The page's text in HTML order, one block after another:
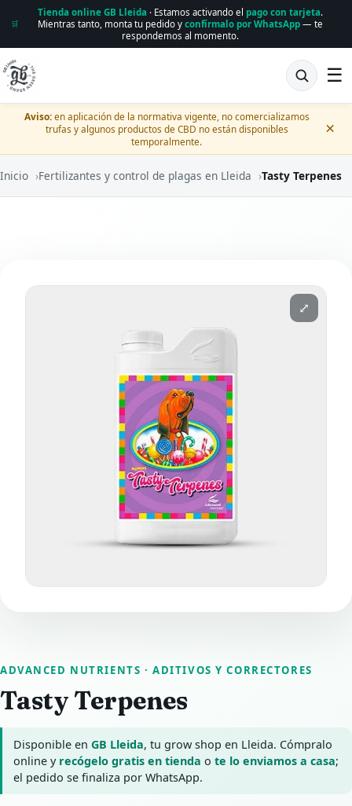
🛒
Tienda online GB Lleida · Estamos activando el pago con tarjeta.
Mientras tanto, monta tu pedido y confírmalo por WhatsApp— te
respondemos al momento.
☰
Aviso:en aplicación de la normativa vigente, no comercializamos
trufas y algunos productos de CBD no están disponibles
temporalmente.
×
Inicio ›Fertilizantes y control de plagas en Lleida ›Tasty Terpenes
⤢
ADVANCED NUTRIENTS · ADITIVOS Y CORRECTORES
Tasty Terpenes
Disponible enGB Lleida, tu grow shop en Lleida. Cómpralo
online y recógelo gratis en tienda ote lo enviamos a casa;
el pedido se finaliza por WhatsApp.